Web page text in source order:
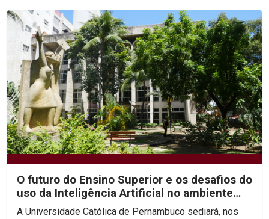
O futuro do Ensino Superior e os desafios do
uso da Inteligência Artificial no ambiente
acadêmico...
A Universidade Católica de Pernambuco sediará, nos